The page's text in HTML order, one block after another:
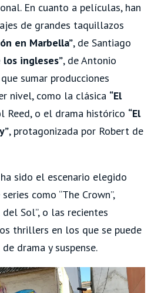
En cuanto a películas, han
de grandes taquillazos
en Marbella”, de Santiago
los ingleses”, de Antonio
sumar producciones
nivel, como la clásica “El
Reed, o el drama histórico “El
, protagonizada por Robert de
sido el escenario elegido
como “The Crown”,
del Sol”, o las recientes
thrillers en los que se puede
drama y suspense.